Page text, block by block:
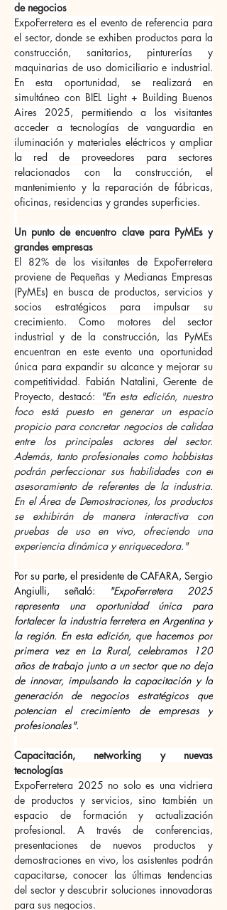
de negocios
ExpoFerretera es el evento de referencia para
el sector, donde se exhiben productos para la
construcción, sanitarios, pinturerías y
maquinarias de uso domiciliario e industrial.
En esta oportunidad, se realizará en
simultáneo con BIEL Light + Building Buenos
Aires 2025, permitiendo a los visitantes
acceder a tecnologías de vanguardia en
iluminación y materiales eléctricos y ampliar
la red de proveedores para sectores
relacionados con la construcción, el
mantenimiento y la reparación de fábricas,
oficinas, residencias y grandes superficies.
Un punto de encuentro clave para PyMEs y
grandes empresas
El 82% de los visitantes de ExpoFerretera
proviene de Pequeñas y Medianas Empresas
(PyMEs) en busca de productos, servicios y
socios estratégicos para impulsar su
crecimiento. Como motores del sector
industrial y de la construcción, las PyMEs
encuentran en este evento una oportunidad
única para expandir su alcance y mejorar su
competitividad. Fabián Natalini, Gerente de
Proyecto, destacó:
"En esta edición, nuestro
foco está puesto en generar un espacio
propicio para concretar negocios de calidad
entre los principales actores del sector.
Además, tanto profesionales como hobbistas
podrán perfeccionar sus habilidades con el
asesoramiento de referentes de la industria.
En el Área de Demostraciones, los productos
se exhibirán de manera interactiva con
pruebas de uso en vivo, ofreciendo una
experiencia dinámica y enriquecedora."
Por su parte, el presidente de CAFARA, Sergio
Angiulli, señaló:
"ExpoFerretera 2025
representa una oportunidad única para
fortalecer la industria ferretera en Argentina y
la región. En esta edición, que hacemos por
primera vez en La Rural, celebramos 120
años de trabajo junto a un sector que no deja
de innovar, impulsando la capacitación y la
generación de negocios estratégicos que
potencian el crecimiento de empresas y
profesionales".
Capacitación, networking y nuevas
tecnologías
ExpoFerretera 2025 no solo es una vidriera
de productos y servicios, sino también un
espacio de formación y actualización
profesional. A través de conferencias,
presentaciones de nuevos productos y
demostraciones en vivo, los asistentes podrán
capacitarse, conocer las últimas tendencias
del sector y descubrir soluciones innovadoras
para sus negocios.